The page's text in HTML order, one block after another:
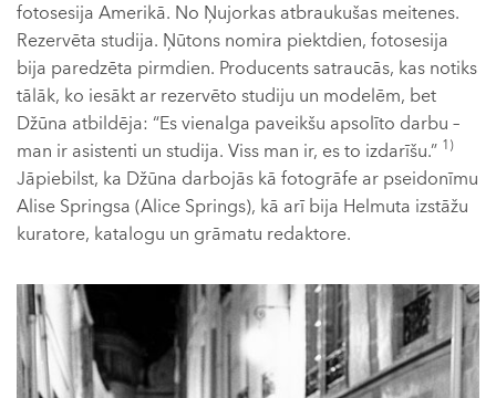
fotosesija Amerikā. No Ņujorkas atbraukušas meitenes.
Rezervēta studija. Ņūtons nomira piektdien, fotosesija
bija paredzēta pirmdien. Producents satraucās, kas notiks
tālāk, ko iesākt ar rezervēto studiju un modelēm, bet
Džūna atbildēja: “Es vienalga paveikšu apsolīto darbu –
man ir asistenti un studija. Viss man ir, es to izdarīšu.” 1)
Jāpiebilst, ka Džūna darbojās kā fotogrāfe ar pseidonīmu
Alise Springsa (Alice Springs), kā arī bija Helmuta izstāžu
kuratore, katalogu un grāmatu redaktore.